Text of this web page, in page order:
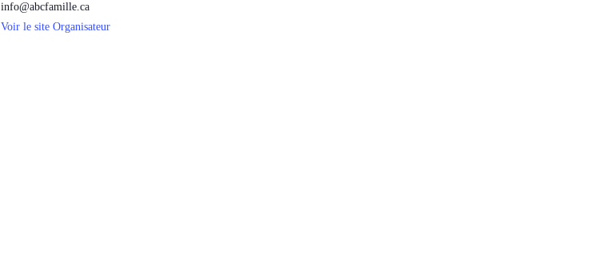
info@abcfamille.ca
Voir le site Organisateur